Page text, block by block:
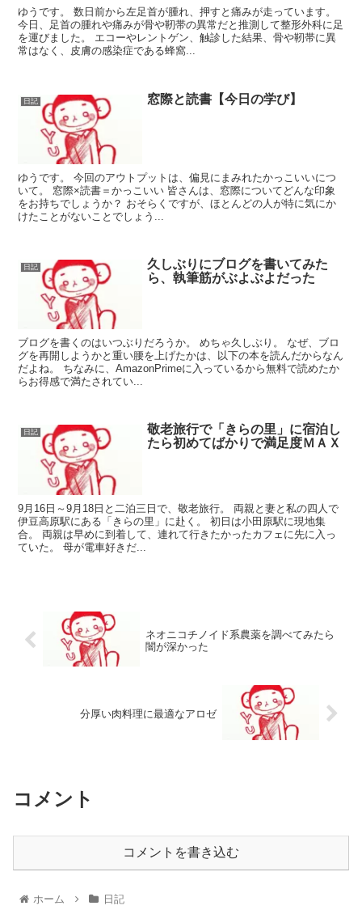
ゆうです。 数日前から左足首が腫れ、押すと痛みが走っています。
今日、足首の腫れや痛みが骨や靭帯の異常だと推測して整形外科に足
を運びました。 エコーやレントゲン、触診した結果、骨や靭帯に異
常はなく、皮膚の感染症である蜂窩...
日記 窓際と読書【今日の学び】
ゆうです。 今回のアウトプットは、偏見にまみれたかっこいいにつ
いて。 窓際×読書＝かっこいい 皆さんは、窓際についてどんな印象
をお持ちでしょうか？ おそらくですが、ほとんどの人が特に気にか
けたことがないことでしょう...
日記
久しぶりにブログを書いてみた
ら、執筆筋がぶよぶよだった
ブログを書くのはいつぶりだろうか。 めちゃ久しぶり。 なぜ、ブロ
グを再開しようかと重い腰を上げたかは、以下の本を読んだからなん
だよね。 ちなみに、AmazonPrimeに入っているから無料で読めたか
らお得感で満たされてい...
日記
敬老旅行で「きらの里」に宿泊し
たら初めてばかりで満足度ＭＡＸ
9月16日～9月18日と二泊三日で、敬老旅行。 両親と妻と私の四人で
伊豆高原駅にある「きらの里」に赴く。 初日は小田原駅に現地集
合。 両親は早めに到着して、連れて行きたかったカフェに先に入っ
ていた。 母が電車好きだ...
ネオニコチノイド系農薬を調べてみたら
闇が深かった
分厚い肉料理に最適なアロゼ
コメント
コメントを書き込む
ホーム 日記